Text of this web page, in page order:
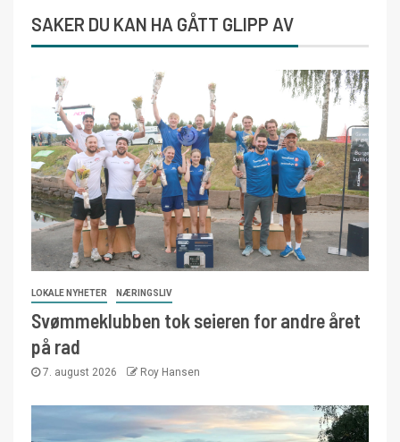
SAKER DU KAN HA GÅTT GLIPP AV
LOKALE NYHETER NÆRINGSLIV
Svømmeklubben tok seieren for andre året
på rad
7. august 2026 Roy Hansen